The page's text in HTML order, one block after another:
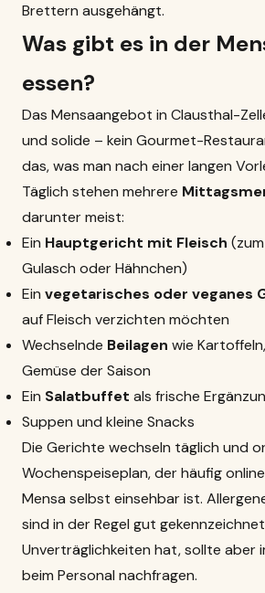
Brettern ausgehängt.
Was gibt es in der
essen?
Das Mensaangebot in Clausthal-
und solide – kein Gourmet-
das, was man nach einer langen
Täglich stehen mehrere
darunter meist:
Ein Hauptgericht mit Fleisch
Gulasch oder Hähnchen)
Ein vegetarisches oder veganes
auf Fleisch verzichten möchten
Wechselnde Beilagen wie
Gemüse der Saison
Ein Salatbuffet als frische
Suppen und kleine Snacks
Die Gerichte wechseln täglich und
Wochenspeiseplan, der häufig
Mensa selbst einsehbar ist.
sind in der Regel gut
Unverträglichkeiten hat, sollte aber
beim Personal nachfragen.